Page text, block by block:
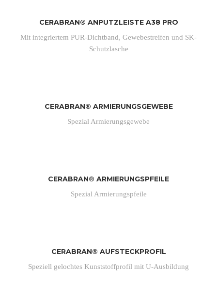
CERABRAN® ANPUTZLEISTE A38 PRO
Mit integriertem PUR-Dichtband, Gewebestreifen und SK-
Schutzlasche
CERABRAN® ARMIERUNGSGEWEBE
Spezial Armierungsgewebe
CERABRAN® ARMIERUNGSPFEILE
Spezial Armierungspfeile
CERABRAN® AUFSTECKPROFIL
Speziell gelochtes Kunststoffprofil mit U-Ausbildung